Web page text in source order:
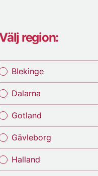
region:
Blekinge
Dalarna
Gotland
Gävleborg
Halland